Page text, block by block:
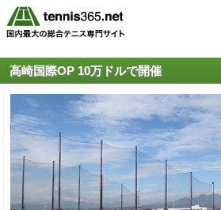
高崎国際OP 10万ドルで開催